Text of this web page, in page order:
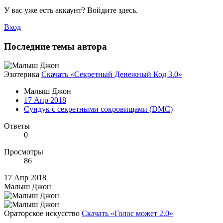
У вас уже есть аккаунт? Войдите здесь.
Вход
Последние темы автора
Эзотерика Скачать «Секретный Денежный Код 3.0»
Малыш Джон
17 Апр 2018
Сундук с секретными сокровищами (DMC)
Ответы
0
Просмотры
86
17 Апр 2018
Малыш Джон
Ораторское искусство Скачать «Голос может 2.0»